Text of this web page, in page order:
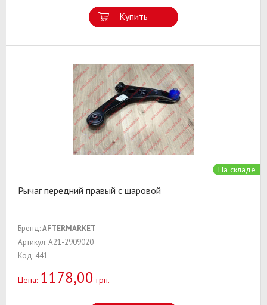
Купить
На складе
Рычаг передний правый с шаровой
Бренд:AFTERMARKET
Артикул: A21-2909020
Код: 441
Цена: 1178,00 грн.